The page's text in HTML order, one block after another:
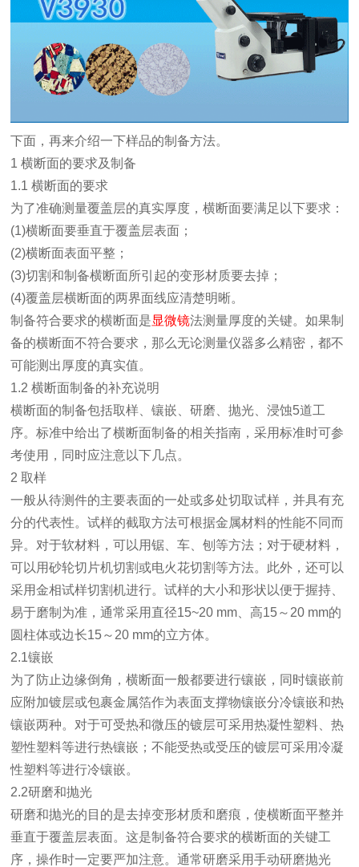
下面，再来介绍一下样品的制备方法。
1 横断面的要求及制备
1.1 横断面的要求
为了准确测量覆盖层的真实厚度，横断面要满足以下要求：
(1)横断面要垂直于覆盖层表面；
(2)横断面表面平整；
(3)切割和制备横断面所引起的变形材质要去掉；
(4)覆盖层横断面的两界面线应清楚明晰。
制备符合要求的横断面是显微镜法测量厚度的关键。如果制
备的横断面不符合要求，那么无论测量仪器多么精密，都不
可能测出厚度的真实值。
1.2 横断面制备的补充说明
横断面的制备包括取样、镶嵌、研磨、抛光、浸蚀5道工
序。标准中给出了横断面制备的相关指南，采用标准时可参
考使用，同时应注意以下几点。
2 取样
一般从待测件的主要表面的一处或多处切取试样，并具有充
分的代表性。试样的截取方法可根据金属材料的性能不同而
异。对于软材料，可以用锯、车、刨等方法；对于硬材料，
可以用砂轮切片机切割或电火花切割等方法。此外，还可以
采用金相试样切割机进行。试样的大小和形状以便于握持、
易于磨制为准，通常采用直径15~20 mm、高15～20 mm的
圆柱体或边长15～20 mm的立方体。
2.1镶嵌
为了防止边缘倒角，横断面一般都要进行镶嵌，同时镶嵌前
应附加镀层或包裹金属箔作为表面支撑物镶嵌分冷镶嵌和热
镶嵌两种。对于可受热和微压的镀层可采用热凝性塑料、热
塑性塑料等进行热镶嵌；不能受热或受压的镀层可采用冷凝
性塑料等进行冷镶嵌。
2.2研磨和抛光
研磨和抛光的目的是去掉变形材质和磨痕，使横断面平整并
垂直于覆盖层表面。这是制备符合要求的横断面的关键工
序，操作时一定要严加注意。通常研磨采用手动研磨抛光